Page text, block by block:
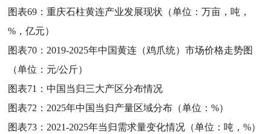
图表69：重庆石柱黄连产业发展现状（单位：万亩，吨，
%，亿元）
图表70： 2019-2025年中国黄连（鸡爪统）市场价格走势图
（单位：元/公斤）
图表71：中国当归三大产区分布情况
图表72： 2025年中国当归产量区域分布（单位：%）
图表73： 2021-2025年当归需求量变化情况（单位：吨，%）